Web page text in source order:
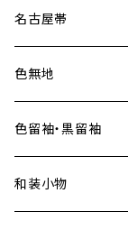
名古屋帯
色無地
色留袖・黒留袖
和装小物